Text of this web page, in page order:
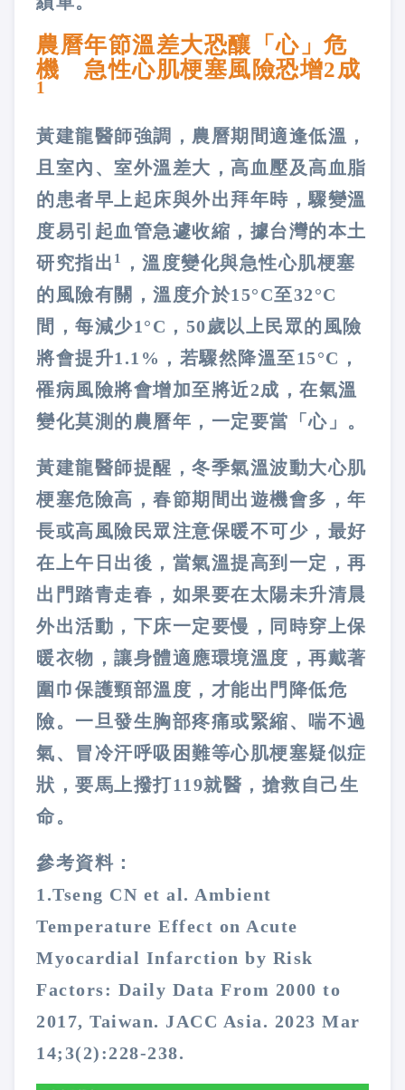
農曆年節溫差大恐釀「心」危
機 急性心肌梗塞風險恐增2成
1
黃建龍醫師強調，農曆期間適逢低溫，
且室內、室外溫差大，高血壓及高血脂
的患者早上起床與外出拜年時，驟變溫
度易引起血管急遽收縮，據台灣的本土
研究指出 1
，溫度變化與急性心肌梗塞
的風險有關，溫度介於15°C至32°C
間，每減少1°C，50歲以上民眾的風險
將會提升1.1%，若驟然降溫至15°C，
罹病風險將會增加至將近2成，在氣溫
變化莫測的農曆年，一定要當「心」。
黃建龍醫師提醒，冬季氣溫波動大心肌
梗塞危險高，春節期間出遊機會多，年
長或高風險民眾注意保暖不可少，最好
在上午日出後，當氣溫提高到一定，再
出門踏青走春，如果要在太陽未升清晨
外出活動，下床一定要慢，同時穿上保
暖衣物，讓身體適應環境溫度，再戴著
圍巾保護頸部溫度，才能出門降低危
險。一旦發生胸部疼痛或緊縮、喘不過
氣、冒冷汗呼吸困難等心肌梗塞疑似症
狀，要馬上撥打119就醫，搶救自己生
命。
參考資料：
1.Tseng CN et al. Ambient
Temperature Effect on Acute
Myocardial Infarction by Risk
Factors: Daily Data From 2000 to
2017, Taiwan. JACC Asia. 2023 Mar
14;3(2):228-238.